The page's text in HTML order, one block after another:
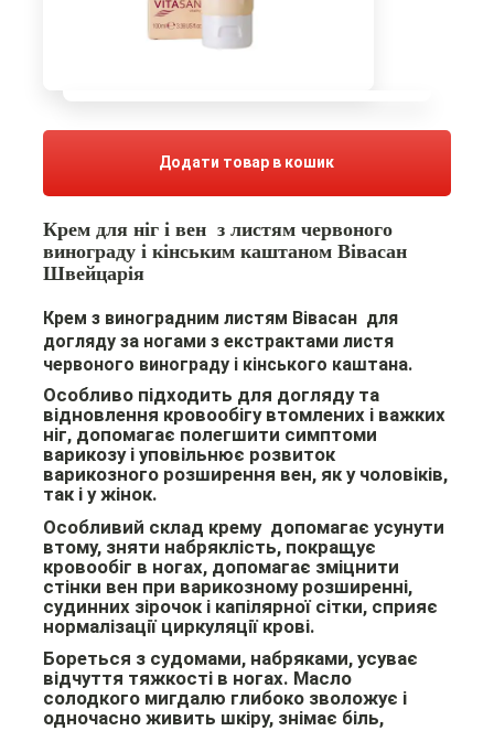
Додати товар в кошик
Крем для ніг і вен з листям червоного
винограду і кінським каштаном Вівасан
Швейцарія
Крем з виноградним листям Вівасан для
догляду за ногами з екстрактами листя
червоного винограду і кінського каштана.
Особливо підходить для догляду та
відновлення кровообігу втомлених і важких
ніг, допомагає полегшити симптоми
варикозу і уповільнює розвиток
варикозного розширення вен, як у чоловіків,
так і у жінок.
Особливий склад крему допомагає усунути
втому, зняти набряклість, покращує
кровообіг в ногах, допомагає зміцнити
стінки вен при варикозному розширенні,
судинних зірочок і капілярної сітки, сприяє
нормалізації циркуляції крові.
Бореться з судомами, набряками, усуває
відчуття тяжкості в ногах. Масло
солодкого мигдалю глибоко зволожує і
одночасно живить шкіру, знімає біль,